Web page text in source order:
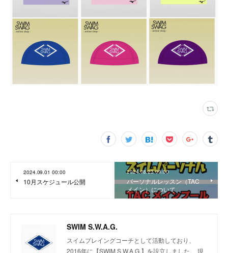
2024.09.01 00:00
10月スケジュール公開
2024.08.23 09:00
パーソナルレッスン（TAC
メイン）について
SWIM S.W.A.G.
スイムプレイングコーチとして活動しており、
2016年に【SWIM S.W.A.G.】を設立しました。 現